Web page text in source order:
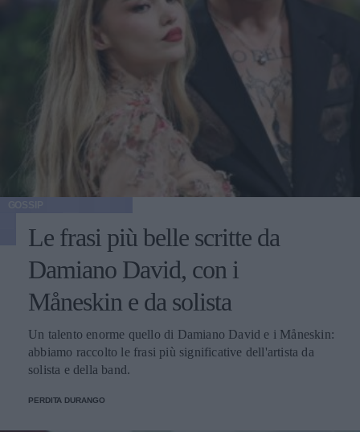
Le frasi più belle scritte da
Damiano David, con i
Måneskin e da solista
Un talento enorme quello di Damiano David e i Måneskin:
abbiamo raccolto le frasi più significative dell'artista da
solista e della band.
PERDITA DURANGO